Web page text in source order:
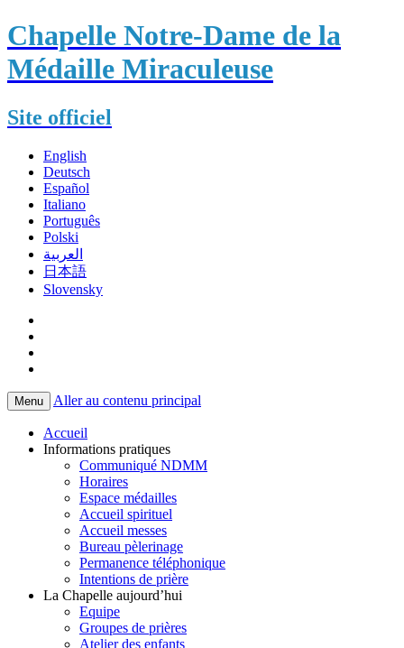
Chapelle Notre-Dame de la
Médaille Miraculeuse
Site officiel
English
Deutsch
Español
Italiano
Português
Polski
العربية
日本語
Slovensky
Menu Aller au contenu principal
Accueil
Informations pratiques
Communiqué NDMM
Horaires
Espace médailles
Accueil spirituel
Accueil messes
Bureau pèlerinage
Permanence téléphonique
Intentions de prière
La Chapelle aujourd’hui
Equipe
Groupes de prières
Atelier des enfants